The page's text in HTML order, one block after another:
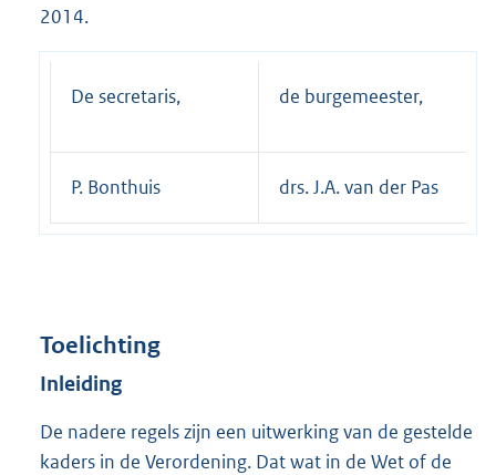
2014.
De secretaris, de burgemeester,
P. Bonthuis drs. J.A. van der Pas
Toelichting
Inleiding
De nadere regels zijn een uitwerking van de gestelde
kaders in de Verordening. Dat wat in de Wet of de